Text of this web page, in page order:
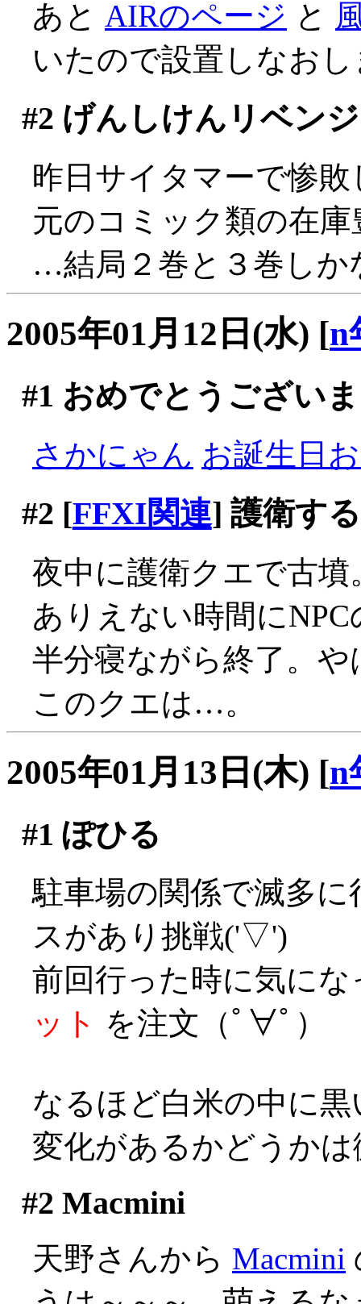
あと AIRのページ と
いたので設置しなお
#2 げんしけんリベンジ
昨日サイタマーで惨
元のコミック類の在
…結局２巻と３巻しか
2005年01月12日(水) [n
#1 おめでとうござい
さかにゃん お誕生日
#2 [FFXI関連] 護衛す
夜中に護衛クエで古墳
ありえない時間に
半分寝ながら終了。
このクエは…。
2005年01月13日(木) [n
#1 ぽひる
駐車場の関係で滅多
スがあり挑戦('▽')
前回行った時に気に
ット を注文（ﾟ∀ﾟ）
なるほど白米の中に
変化があるかどうか
#2 Macmini
天野さんから Macmini